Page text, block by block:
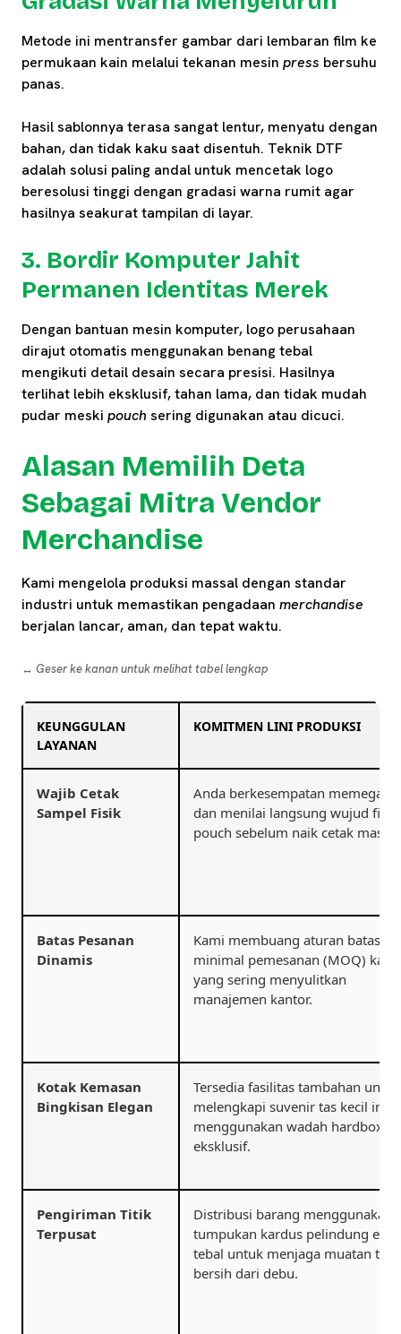
Metode ini mentransfer gambar dari lembaran film ke
permukaan kain melalui tekanan mesin press bersuhu
panas.
Hasil sablonnya terasa sangat lentur, menyatu dengan
bahan, dan tidak kaku saat disentuh. Teknik DTF
adalah solusi paling andal untuk mencetak logo
beresolusi tinggi dengan gradasi warna rumit agar
hasilnya seakurat tampilan di layar.
3. Bordir Komputer Jahit
Permanen Identitas Merek
Dengan bantuan mesin komputer, logo perusahaan
dirajut otomatis menggunakan benang tebal
mengikuti detail desain secara presisi. Hasilnya
terlihat lebih eksklusif, tahan lama, dan tidak mudah
pudar meski pouch sering digunakan atau dicuci.
Alasan Memilih Deta
Sebagai Mitra Vendor
Merchandise
Kami mengelola produksi massal dengan standar
industri untuk memastikan pengadaan merchandise
berjalan lancar, aman, dan tepat waktu.
↔️ Geser ke kanan untuk melihat tabel lengkap
KEUNGGULAN
LAYANAN
KOMITMEN LINI PRODUKSI
Wajib Cetak
Sampel Fisik
Anda berkesempatan memegang
dan menilai langsung wujud fisik
pouch sebelum naik cetak
Batas Pesanan
Dinamis
Kami membuang aturan batas
minimal pemesanan (MOQ) kaku
yang sering menyulitkan
manajemen kantor.
Kotak Kemasan
Bingkisan Elegan
Tersedia fasilitas tambahan untuk
melengkapi suvenir tas kecil ini
menggunakan wadah hardbox
eksklusif.
Pengiriman Titik
Terpusat
Distribusi barang menggunakan
tumpukan kardus pelindung
tebal untuk menjaga muatan
bersih dari debu.